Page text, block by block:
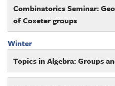
Combinatorics Seminar:
of Coxeter groups
Winter
Topics in Algebra: Groups